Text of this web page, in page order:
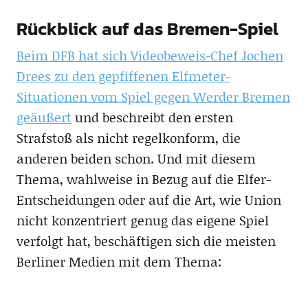
Rückblick auf das Bremen-Spiel
Beim DFB hat sich Videobeweis-Chef Jochen
Drees zu den gepfiffenen Elfmeter-
Situationen vom Spiel gegen Werder Bremen
geäußertund beschreibt den ersten
Strafstoß als nicht regelkonform, die
anderen beiden schon. Und mit diesem
Thema, wahlweise in Bezug auf die Elfer-
Entscheidungen oder auf die Art, wie Union
nicht konzentriert genug das eigene Spiel
verfolgt hat, beschäftigen sich die meisten
Berliner Medien mit dem Thema: